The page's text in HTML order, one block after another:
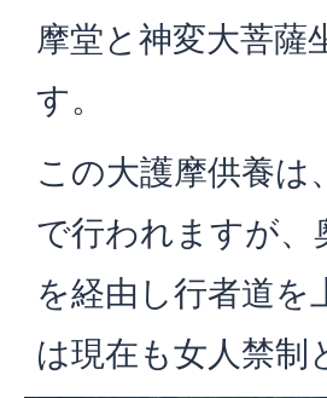
摩堂と神変大菩薩
す。
この大護摩供養は
で行われますが、
を経由し行者道
は現在も女人禁制